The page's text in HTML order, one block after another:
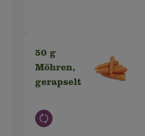
50 g
Möhren,
gerapselt
Auswahl ändern